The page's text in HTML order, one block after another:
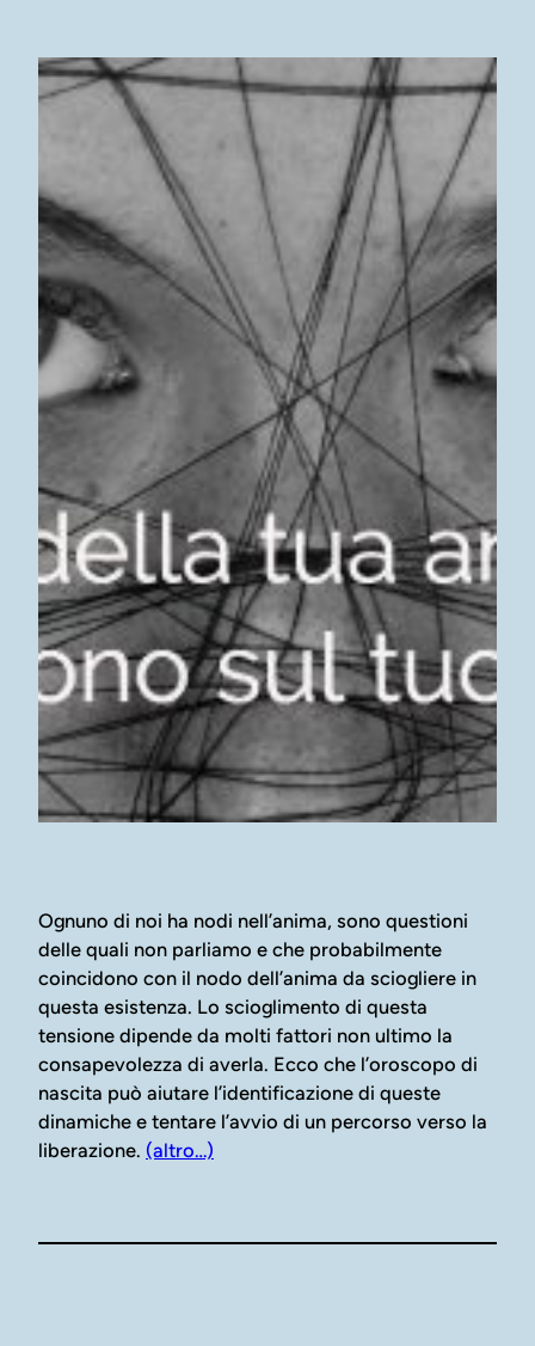
Ognuno di noi ha nodi nell’anima, sono questioni
delle quali non parliamo e che probabilmente
coincidono con il nodo dell’anima da sciogliere in
questa esistenza. Lo scioglimento di questa
tensione dipende da molti fattori non ultimo la
consapevolezza di averla. Ecco che l’oroscopo di
nascita può aiutare l’identificazione di queste
dinamiche e tentare l’avvio di un percorso verso la
liberazione. (altro…)